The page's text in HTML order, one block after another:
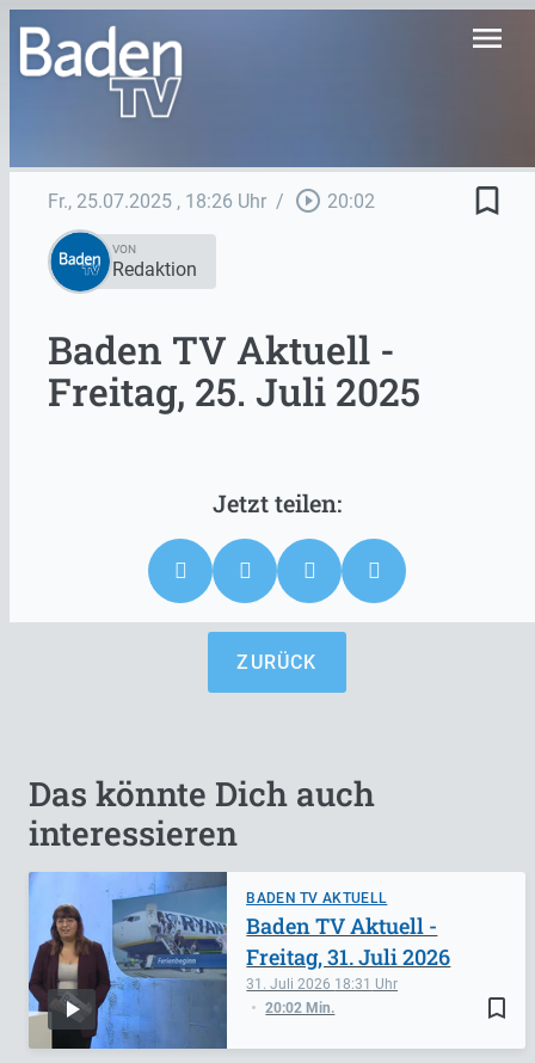
menu
Fr., 25.07.2025 , 18:26 Uhr / play_circle_outline 20:02 bookmark_border
VON
Redaktion
Baden TV Aktuell -
Freitag, 25. Juli 2025
ZURÜCK
Das könnte Dich auch
interessieren
BADEN TV AKTUELL
bookmark_border
31. Juli 2026 18:31
20:02 Min.
Baden TV Aktuell -
Freitag, 31. Juli 2026